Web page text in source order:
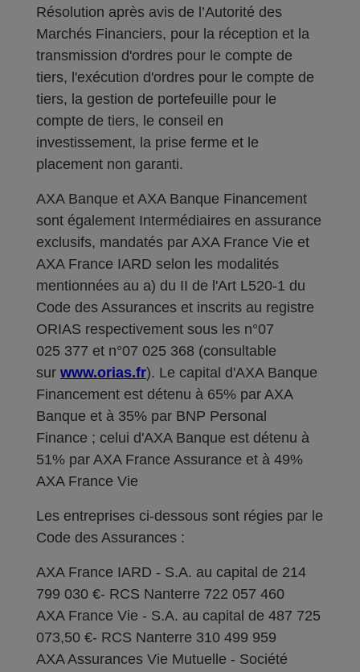
Résolution après avis de l’Autorité des
Marchés Financiers, pour la réception et la
transmission d'ordres pour le compte de
tiers, l'exécution d'ordres pour le compte de
tiers, la gestion de portefeuille pour le
compte de tiers, le conseil en
investissement, la prise ferme et le
placement non garanti.
AXA Banque et AXA Banque Financement
sont également Intermédiaires en assurance
exclusifs, mandatés par AXA France Vie et
AXA France IARD selon les modalités
mentionnées au a) du II de l'Art L520-1 du
Code des Assurances et inscrits au registre
ORIAS respectivement sous les n°07
025 377 et n°07 025 368 (consultable
sur www.orias.fr). Le capital d'AXA Banque
Financement est détenu à 65% par AXA
Banque et à 35% par BNP Personal
Finance ; celui d'AXA Banque est détenu à
51% par AXA France Assurance et à 49%
AXA France Vie
Les entreprises ci-dessous sont régies par le
Code des Assurances :
AXA France IARD - S.A. au capital de 214
799 030 €- RCS Nanterre 722 057 460
AXA France Vie - S.A. au capital de 487 725
073,50 €- RCS Nanterre 310 499 959
AXA Assurances Vie Mutuelle - Société